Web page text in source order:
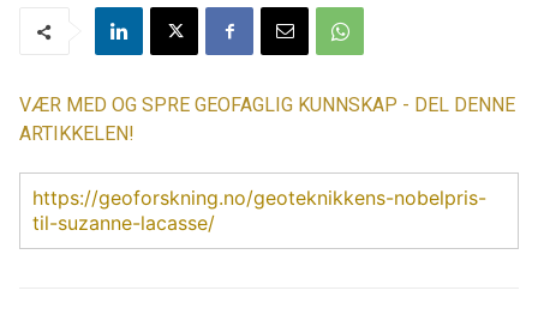
VÆR MED OG SPRE GEOFAGLIG KUNNSKAP - DEL DENNE
ARTIKKELEN!
https://geoforskning.no/geoteknikkens-nobelpris-
til-suzanne-lacasse/